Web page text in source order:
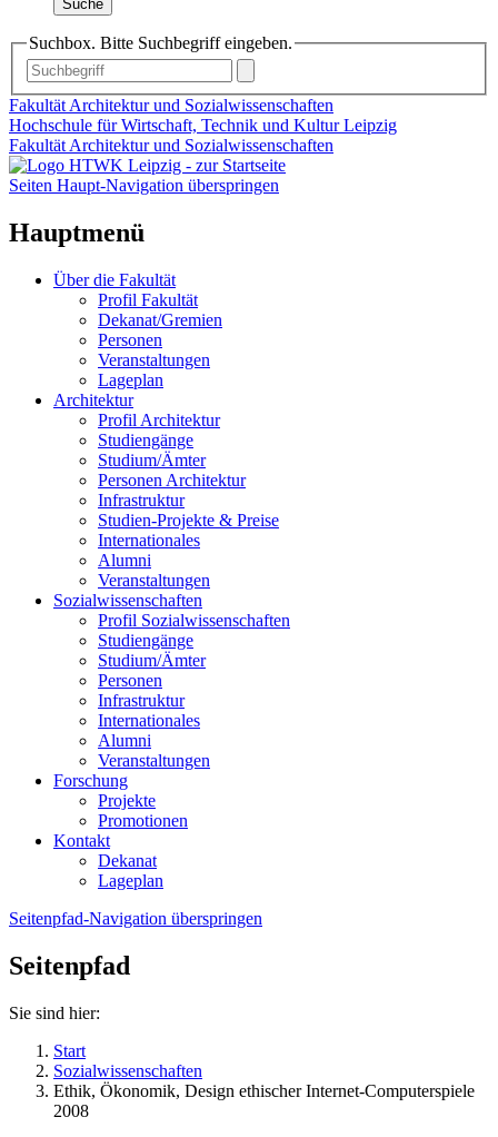
Suche
Suchbox. Bitte Suchbegriff eingeben.
Fakultät Architektur und Sozialwissenschaften
Hochschule für Wirtschaft, Technik und Kultur Leipzig
Fakultät Architektur und Sozialwissenschaften
Seiten Haupt-Navigation überspringen
Hauptmenü
Über die Fakultät
Profil Fakultät
Dekanat/Gremien
Personen
Veranstaltungen
Lageplan
Architektur
Profil Architektur
Studiengänge
Studium/Ämter
Personen Architektur
Infrastruktur
Studien-Projekte & Preise
Internationales
Alumni
Veranstaltungen
Sozialwissenschaften
Profil Sozialwissenschaften
Studiengänge
Studium/Ämter
Personen
Infrastruktur
Internationales
Alumni
Veranstaltungen
Forschung
Projekte
Promotionen
Kontakt
Dekanat
Lageplan
Seitenpfad-Navigation überspringen
Seitenpfad
Sie sind hier:
Start
Sozialwissenschaften
Ethik, Ökonomik, Design ethischer Internet-Computerspiele
2008